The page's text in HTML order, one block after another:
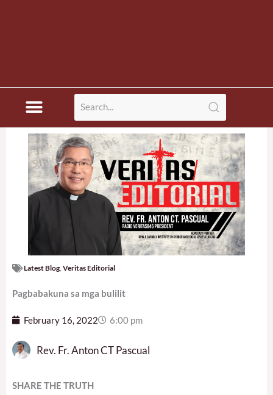
Latest Blog Veritas Editorial
Pagbabakuna sa mga bulilit
February 16, 2022 6:00 pm
Rev. Fr. Anton CT Pascual
SHARE THE TRUTH